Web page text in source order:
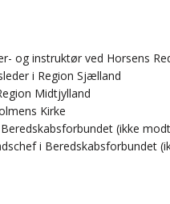
og instruktør ved Horsens
i Region Sjælland
Midtjylland
Kirke
(ikke
i Beredskabsforbundet